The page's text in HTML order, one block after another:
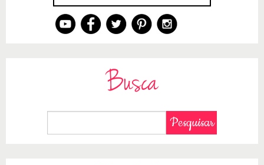
Busca